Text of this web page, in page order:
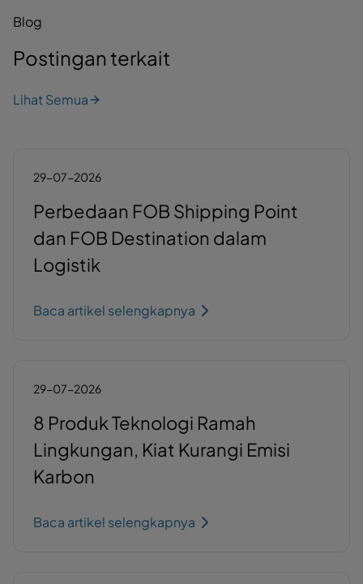
Blog
Postingan terkait
Lihat Semua
29-07-2026
Perbedaan FOB Shipping Point
dan FOB Destination dalam
Logistik
Baca artikel selengkapnya
29-07-2026
8 Produk Teknologi Ramah
Lingkungan, Kiat Kurangi Emisi
Karbon
Baca artikel selengkapnya